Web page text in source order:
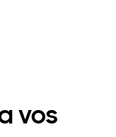
vos